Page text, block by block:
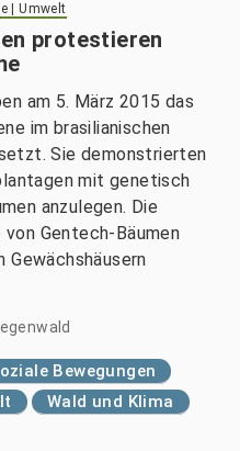
| Umwelt
protestieren
am 5. März 2015 das
im brasilianischen
Sie demonstrierten
mit genetisch
anzulegen. Die
Gentech-Bäumen
Gewächshäusern
Bewegungen
Wald und Klima